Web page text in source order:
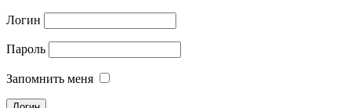
Логин
Пароль
Запомнить меня